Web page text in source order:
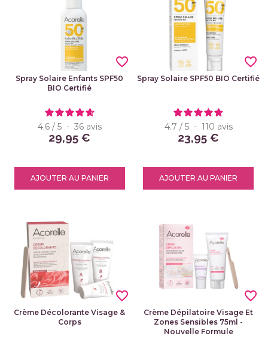
Spray Solaire Enfants SPF50
BIO Certifié
4.6 / 5 - 36 avis
29,95 €
AJOUTER AU PANIER
favorite_border
Spray Solaire SPF50 BIO Certifié
4.7 / 5 - 110 avis
23,95 €
AJOUTER AU PANIER
favorite_border
Crème Décolorante Visage &
Corps
favorite_border
Crème Dépilatoire Visage Et
Zones Sensibles 75ml -
Nouvelle Formule
favorite_border